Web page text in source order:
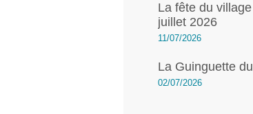
La fête du
juillet 2026
11/07/2026
La Guinguette
02/07/2026